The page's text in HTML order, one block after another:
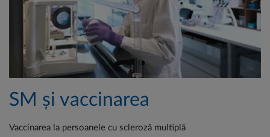
SM și vaccinarea
Vaccinarea la persoanele cu scleroză multiplă